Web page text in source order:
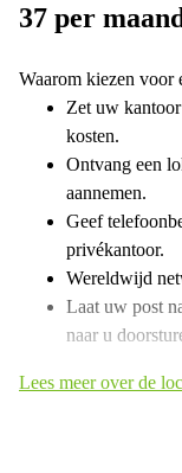
37 per
Waarom kiezen voor
Zet uw
kosten.
Ontvang een
aannemen.
Geef
privékantoor.
Wereldwijd
Laat uw post
naar u
Lees meer over de